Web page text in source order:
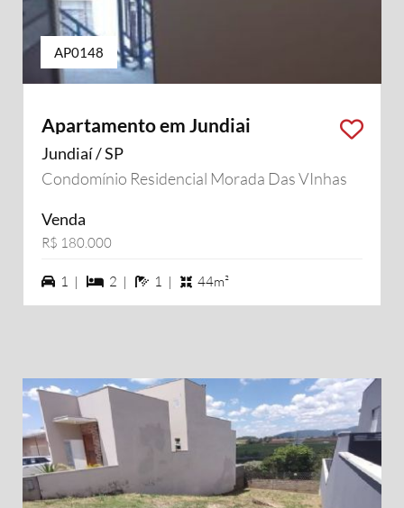
AP0148
Apartamento em Jundiai
Jundiaí / SP
Condomínio Residencial Morada Das VInhas
Venda
R$ 180.000
1 vagas na garagem
1 | 2 dormiórios
2 | 1 banheiros
1 | 44m²